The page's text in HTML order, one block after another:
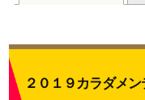
２０１９カラダメン